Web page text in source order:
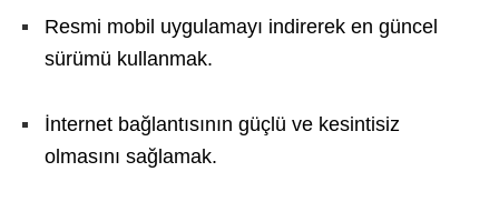
Resmi mobil uygulamayı indirerek en güncel
sürümü kullanmak.
İnternet bağlantısının güçlü ve kesintisiz
olmasını sağlamak.